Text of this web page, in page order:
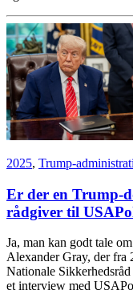
2025, Trump-
Er der en Trump-
rådgiver til
Ja, man kan godt tale
Alexander Gray, der fra
Nationale
et interview med